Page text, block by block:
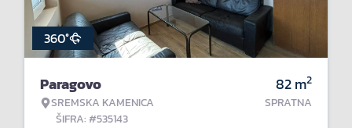
360°
Paragovo
SREMSKA KAMENICA
ŠIFRA: #535143
82m2
SPRATNA